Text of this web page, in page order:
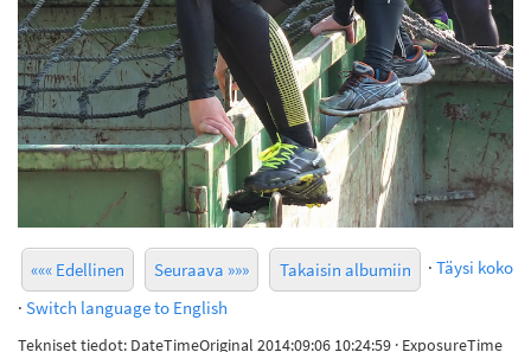
««« Edellinen Seuraava »»» Takaisin albumiin · Täysi koko
· Switch language to English
Tekniset tiedot: DateTimeOriginal 2014:09:06 10:24:59 · ExposureTime